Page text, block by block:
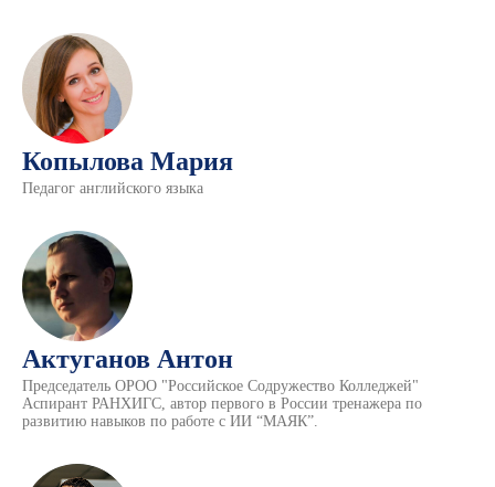
Копылова Мария
Педагог английского языка
Актуганов Антон
Председатель ОРОО "Российское Содружество Колледжей"
Аспирант РАНХИГС, автор первого в России тренажера по
развитию навыков по работе с ИИ “МАЯК”.